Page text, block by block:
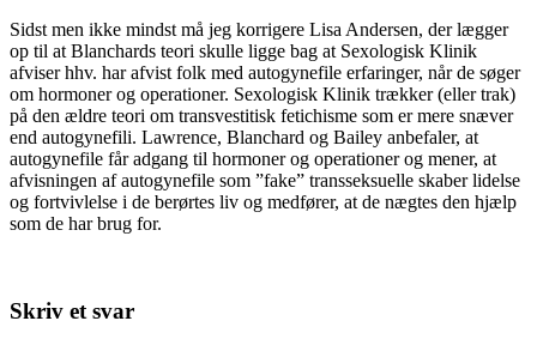
Sidst men ikke mindst må jeg korrigere Lisa Andersen, der lægger
op til at Blanchards teori skulle ligge bag at Sexologisk Klinik
afviser hhv. har afvist folk med autogynefile erfaringer, når de søger
om hormoner og operationer. Sexologisk Klinik trækker (eller trak)
på den ældre teori om transvestitisk fetichisme som er mere snæver
end autogynefili. Lawrence, Blanchard og Bailey anbefaler, at
autogynefile får adgang til hormoner og operationer og mener, at
afvisningen af autogynefile som ”fake” transseksuelle skaber lidelse
og fortvivlelse i de berørtes liv og medfører, at de nægtes den hjælp
som de har brug for.
Skriv et svar